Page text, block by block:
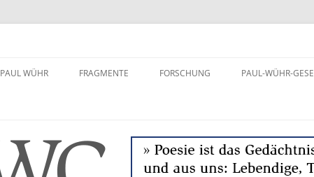
PAUL WÜHR
TEXTE VON PAUL WÜHR WIENER VORLESUNGEN
FRAGMENTE FORSCHUNG
AUFSÄTZE ÜBER PAUL WÜHR
PAUL-WÜHR-
PROFIL